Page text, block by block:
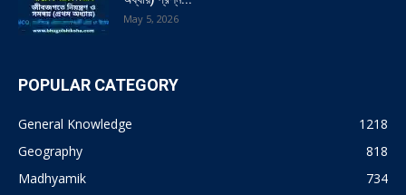
May 5, 2026
POPULAR CATEGORY
General Knowledge
1218
Geography
818
Madhyamik
734